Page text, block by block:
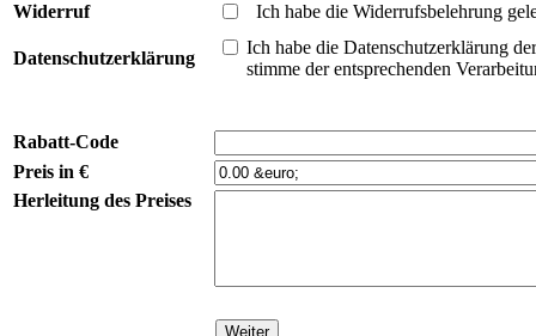
Widerruf
Ich habe die Widerrufsbelehrung
Datenschutzerklärung
Ich habe die Datenschutzerklärung
stimme der entsprechenden
Rabatt-Code
Preis in €
Herleitung des Preises